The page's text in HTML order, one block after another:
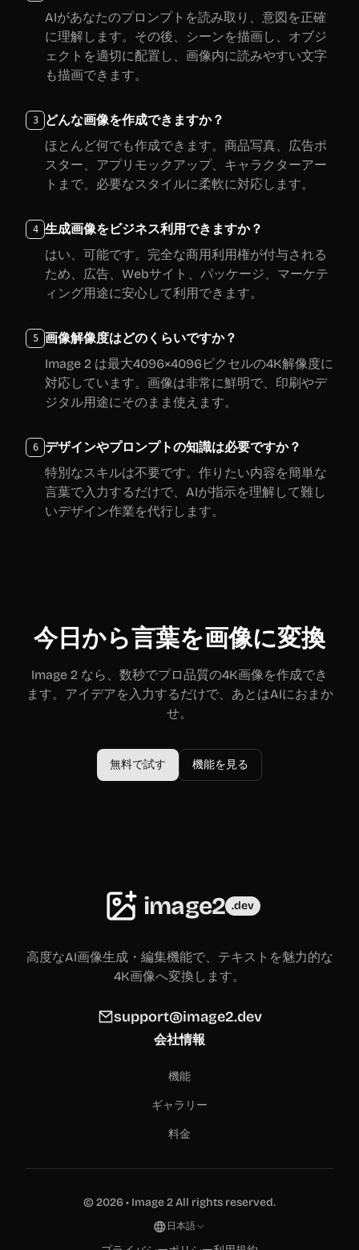
AIがあなたのプロンプトを読み取り、意図を正確
に理解します。その後、シーンを描画し、オブジ
ェクトを適切に配置し、画像内に読みやすい文字
も描画できます。
3
どんな画像を作成できますか？
ほとんど何でも作成できます。商品写真、広告ポ
スター、アプリモックアップ、キャラクターアー
トまで、必要なスタイルに柔軟に対応します。
4
生成画像をビジネス利用できますか？
はい、可能です。完全な商用利用権が付与される
ため、広告、Webサイト、パッケージ、マーケテ
ィング用途に安心して利用できます。
5
画像解像度はどのくらいですか？
Image 2 は最大4096×4096ピクセルの4K解像度に
対応しています。画像は非常に鮮明で、印刷やデ
ジタル用途にそのまま使えます。
6
デザインやプロンプトの知識は必要ですか？
特別なスキルは不要です。作りたい内容を簡単な
言葉で入力するだけで、AIが指示を理解して難し
いデザイン作業を代行します。
今日から言葉を画像に変換
Image 2 なら、数秒でプロ品質の4K画像を作成でき
ます。アイデアを入力するだけで、あとはAIにおまか
せ。
無料で試す 機能を見る
image2 .dev
高度なAI画像生成・編集機能で、テキストを魅力的な
4K画像へ変換します。
support@image2.dev
会社情報
機能
ギャラリー
料金
©2026• Image 2All rights reserved.
日本語